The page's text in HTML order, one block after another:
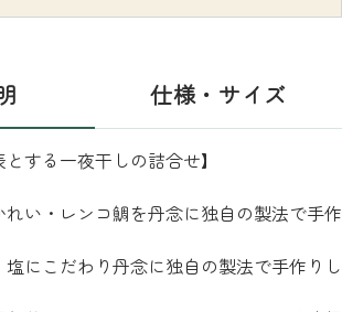
仕様・サイズ
とする一夜干しの詰合せ】
い・レンコ鯛を丹念に独自の製法で手作
にこだわり丹念に独自の製法で手作りし